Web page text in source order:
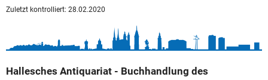
Zuletzt kontrolliert: 28.02.2020
Hallesches Antiquariat - Buchhandlung des